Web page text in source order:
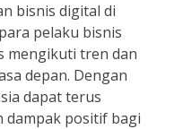
bisnis digital di
pelaku bisnis
mengikuti tren dan
depan. Dengan
dapat terus
dampak positif bagi